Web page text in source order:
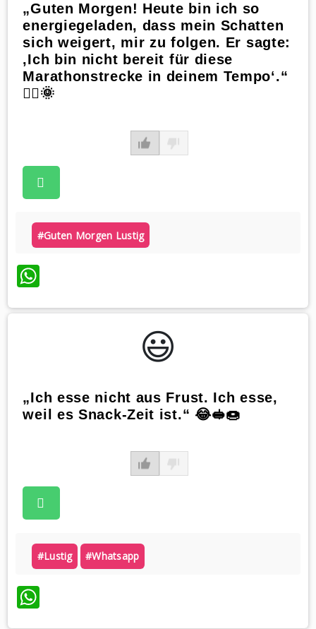
„Guten Morgen! Heute bin ich so
energiegeladen, dass mein Schatten
sich weigert, mir zu folgen. Er sagte:
‚Ich bin nicht bereit für diese
Marathonstrecke in deinem Tempo‘.“
🏃‍♀️🌞
#guten Morgen Lustig
WhatsApp
😃️
„Ich esse nicht aus Frust. Ich esse,
weil es Snack-Zeit ist.“ 😂🥪🍩
#lustig #whatsapp
WhatsApp